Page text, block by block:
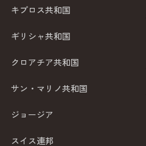
キプロス共和国
ギリシャ共和国
クロアチア共和国
サン・マリノ共和国
ジョージア
スイス連邦